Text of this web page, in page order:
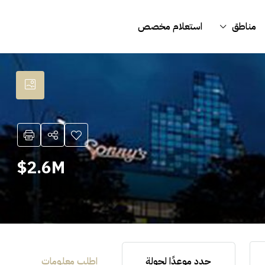
مناطق استعلام مخصص
2.6M$
حدد موعدًا لجولة اطلب معلومات